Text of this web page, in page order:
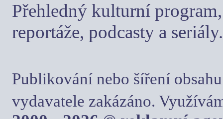
Přehledný kulturní
reportáže, podcasty a seriály.
Publikování nebo šíření
vydavatele zakázáno.